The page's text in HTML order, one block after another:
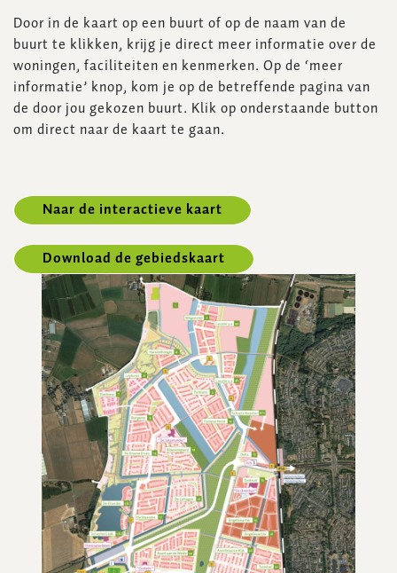
Door in de kaart op een buurt of op de naam van de
buurt te klikken, krijg je direct meer informatie over de
woningen, faciliteiten en kenmerken. Op de ‘meer
informatie’ knop, kom je op de betreffende pagina van
de door jou gekozen buurt. Klik op onderstaande button
om direct naar de kaart te gaan.
Naar de interactieve kaart
Download de gebiedskaart